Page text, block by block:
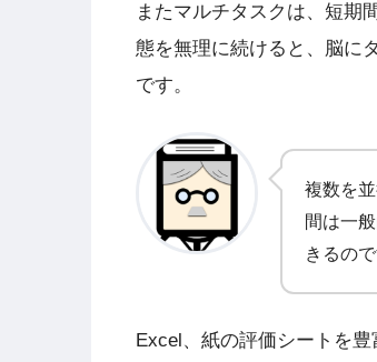
またマルチタスクは、短期
態を無理に続けると、脳に
です。
複数を
間は一
きるの
Excel、紙の評価シートを豊